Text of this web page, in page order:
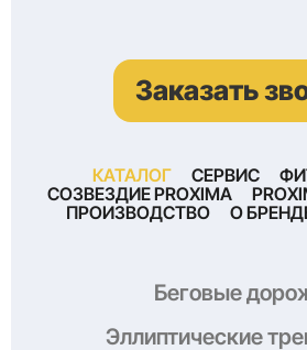
Заказать
КАТАЛОГ СЕРВИС
СОЗВЕЗДИЕ PROXIMA
ПРОИЗВОДСТВО
О
Беговые
Эллиптические